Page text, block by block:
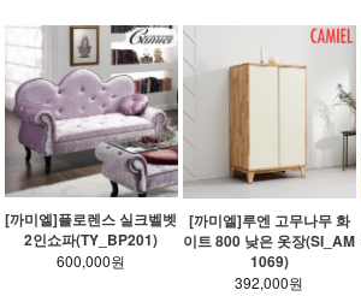
[까미엘]플로렌스 실크벨벳
2인쇼파(TY_BP201)
600,000원
[까미엘]루엔 고무나무 화
이트 800 낮은 옷장(SI_AM
1069)
392,000원